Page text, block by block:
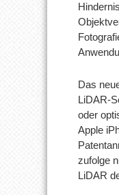
Das
LiDAR-
oder
Apple
zufolge
LiDAR